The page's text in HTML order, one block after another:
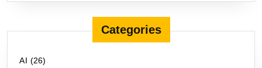
Categories
AI (26)